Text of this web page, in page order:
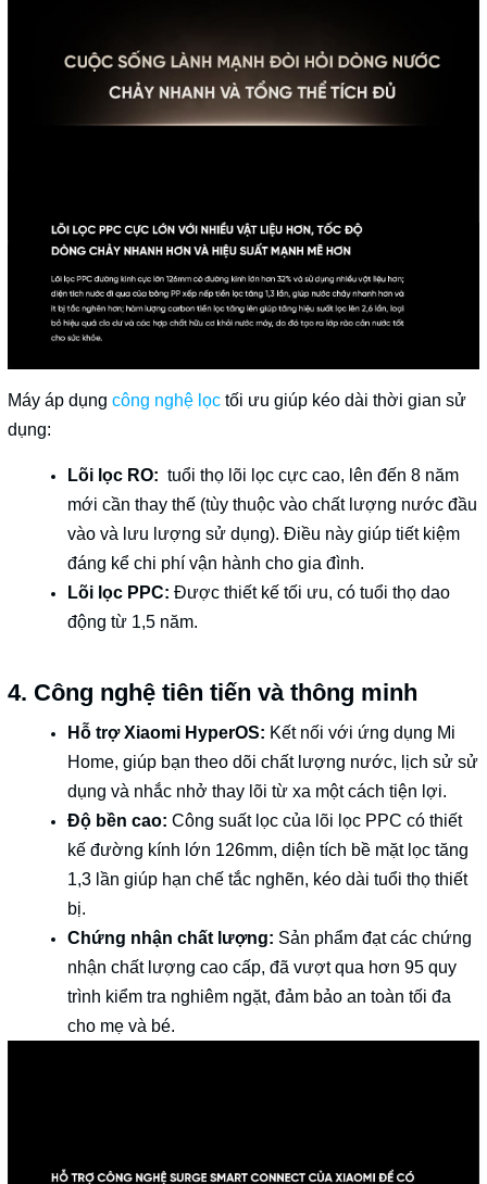
Máy áp dụng công nghệ lọc tối ưu giúp kéo dài thời gian sử
dụng:
Lõi lọc RO: tuổi thọ lõi lọc cực cao, lên đến 8 năm
mới cần thay thế (tùy thuộc vào chất lượng nước đầu
vào và lưu lượng sử dụng). Điều này giúp tiết kiệm
đáng kể chi phí vận hành cho gia đình.
Lõi lọc PPC: Được thiết kế tối ưu, có tuổi thọ dao
động từ 1,5 năm.
4. Công nghệ tiên tiến và thông minh
Hỗ trợ Xiaomi HyperOS: Kết nối với ứng dụng Mi
Home, giúp bạn theo dõi chất lượng nước, lịch sử sử
dụng và nhắc nhở thay lõi từ xa một cách tiện lợi.
Độ bền cao: Công suất lọc của lõi lọc PPC có thiết
kế đường kính lớn 126mm, diện tích bề mặt lọc tăng
1,3 lần giúp hạn chế tắc nghẽn, kéo dài tuổi thọ thiết
bị.
Chứng nhận chất lượng: Sản phẩm đạt các chứng
nhận chất lượng cao cấp, đã vượt qua hơn 95 quy
trình kiểm tra nghiêm ngặt, đảm bảo an toàn tối đa
cho mẹ và bé.